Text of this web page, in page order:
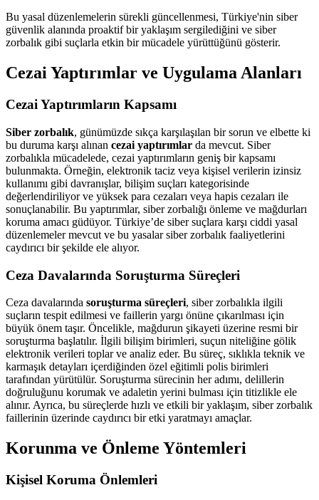
Bu yasal düzenlemelerin sürekli güncellenmesi, Türkiye'nin siber
güvenlik alanında proaktif bir yaklaşım sergilediğini ve siber
zorbalık gibi suçlarla etkin bir mücadele yürüttüğünü gösterir.
Cezai Yaptırımlar ve Uygulama Alanları
Cezai Yaptırımların Kapsamı
Siber zorbalık, günümüzde sıkça karşılaşılan bir sorun ve elbette ki
bu duruma karşı alınan cezai yaptırımlar da mevcut. Siber
zorbalıkla mücadelede, cezai yaptırımların geniş bir kapsamı
bulunmakta. Örneğin, elektronik taciz veya kişisel verilerin izinsiz
kullanımı gibi davranışlar, bilişim suçları kategorisinde
değerlendiriliyor ve yüksek para cezaları veya hapis cezaları ile
sonuçlanabilir. Bu yaptırımlar, siber zorbalığı önleme ve mağdurları
koruma amacı güdüyor. Türkiye’de siber suçlara karşı ciddi yasal
düzenlemeler mevcut ve bu yasalar siber zorbalık faaliyetlerini
caydırıcı bir şekilde ele alıyor.
Ceza Davalarında Soruşturma Süreçleri
Ceza davalarında soruşturma süreçleri, siber zorbalıkla ilgili
suçların tespit edilmesi ve faillerin yargı önüne çıkarılması için
büyük önem taşır. Öncelikle, mağdurun şikayeti üzerine resmi bir
soruşturma başlatılır. İlgili bilişim birimleri, suçun niteliğine gölik
elektronik verileri toplar ve analiz eder. Bu süreç, sıklıkla teknik ve
karmaşık detayları içerdiğinden özel eğitimli polis birimleri
tarafından yürütülür. Soruşturma sürecinin her adımı, delillerin
doğruluğunu korumak ve adaletin yerini bulması için titizlikle ele
alınır. Ayrıca, bu süreçlerde hızlı ve etkili bir yaklaşım, siber zorbalık
faillerinin üzerinde caydırıcı bir etki yaratmayı amaçlar.
Korunma ve Önleme Yöntemleri
Kişisel Koruma Önlemleri